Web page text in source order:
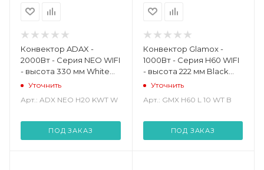
Конвектор ADAX -
2000Вт - Серия NEO WIFI
- высота 330 мм White
WiFi (ADX NEO H20 KWT
Уточнить
Арт.: ADX NEO H20 KWT W
ПОД ЗАКАЗ
Конвектор Glamox -
1000Вт - Серия H60 WIFI
- высота 222 мм Black
WiFi (GMX H60 L 10 WT B)
Уточнить
Арт.: GMX H60 L 10 WT B
ПОД ЗАКАЗ